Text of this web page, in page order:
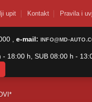
upit Kontakt Pravila i
, e-mail: INFO@MD-
- 18:00 h, SUB 08:00 h -